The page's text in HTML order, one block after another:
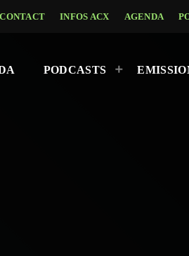
CONTACT INFOS ACX AGENDA
PODCASTS